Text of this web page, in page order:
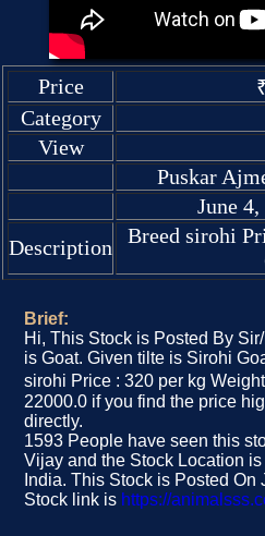
Price
Category
View
Puskar
June
Description
Breed sirohi
Brief:
Hi, This Stock is Posted By
is Goat. Given tilte is Sirohi
sirohi Price : 320 per kg
22000.0 if you find the price
directly.
1593 People have seen this
Vijay and the Stock Location
India. This Stock is Posted On
Stock link is https://